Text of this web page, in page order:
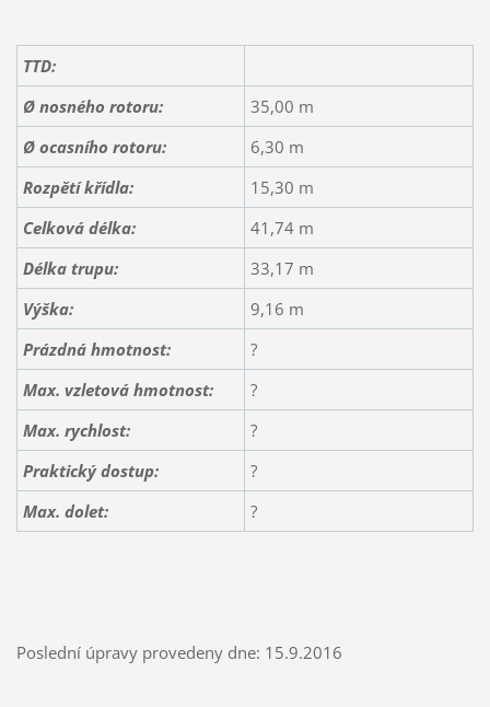
TTD:
Ø nosného rotoru:
35,00 m
Ø ocasního rotoru:
6,30 m
Rozpětí křídla:
15,30 m
Celková délka:
41,74 m
Délka trupu:
33,17 m
Výška:
9,16 m
Prázdná hmotnost:
?
Max. vzletová hmotnost:
?
Max. rychlost:
?
Praktický dostup:
?
Max. dolet:
?
Poslední úpravy provedeny dne: 15.9.2016